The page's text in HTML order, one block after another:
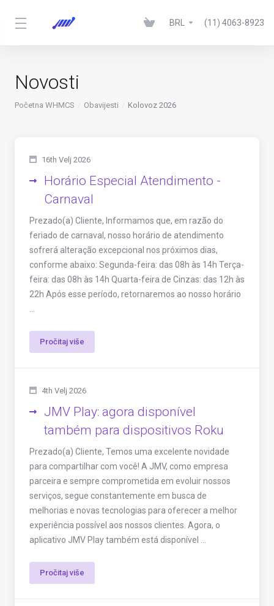
BRL (11) 4063-8923
Novosti
Početna WHMCS Obavijesti Kolovoz 2026
16th Velj 2026
Horário Especial Atendimento -
Carnaval
Prezado(a) Cliente, Informamos que, em razão do
feriado de carnaval, nosso horário de atendimento
sofrerá alteração excepcional nos próximos dias,
conforme abaixo: Segunda-feira: das 08h às 14h Terça-
feira: das 08h às 14h Quarta-feira de Cinzas: das 12h às
22h Após esse período, retornaremos ao nosso horário
Pročitaj više
4th Velj 2026
JMV Play: agora disponível
também para dispositivos Roku
Prezado(a) Cliente, Temos uma excelente novidade
para compartilhar com você! A JMV, como empresa
parceira e sempre comprometida em evoluir nossos
serviços, segue constantemente em busca de
melhorias e novas tecnologias para oferecer a melhor
experiência possível aos nossos clientes. Agora, o
aplicativo JMV Play também está disponível ...
Pročitaj više